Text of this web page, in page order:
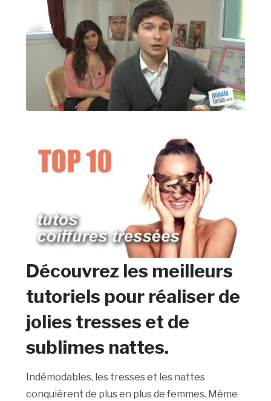
Découvrez les meilleurs
tutoriels pour réaliser de
jolies tresses et de
sublimes nattes.
Indémodables, les tresses et les nattes
conquièrent de plus en plus de femmes. Même